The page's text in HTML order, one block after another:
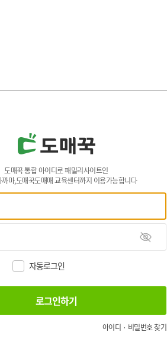
도매꾹 통합 아이디로 패밀리사이트인
까마,도매꾹도매매 교육센터까지 이용가능합니다
자동로그인
아이디 · 비밀번호 찾기